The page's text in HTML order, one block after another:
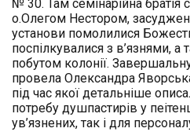
№ 30. Там семінарійна братія
о.Олегом Нестором,
установи помолилися
поспілкувалися з в’язнями, а
побутом колонії.
провела Олександра
під час якої детальніше
потребу душпастирів у
ув’язнених, так і для